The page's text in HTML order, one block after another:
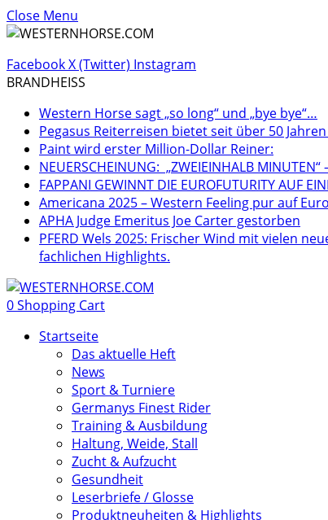
Close Menu
FacebookX (Twitter) Instagram
BRANDHEISS
Western Horse sagt „so long“ und „bye bye“…
Pegasus Reiterreisen bietet seit über 50
Paint wird erster Million-Dollar Reiner:
NEUERSCHEINUNG: „ZWEIEINHALB
FAPPANI GEWINNT DIE EUROFUTURITY AUF
Americana 2025 – Western Feeling pur auf
APHA Judge Emeritus Joe Carter gestorben
PFERD Wels 2025: Frischer Wind mit vielen
fachlichen Highlights.
0Shopping Cart
Startseite
Das aktuelle Heft
News
Sport & Turniere
Germanys Finest Rider
Training & Ausbildung
Haltung, Weide, Stall
Zucht & Aufzucht
Gesundheit
Leserbriefe / Glosse
Produktneuheiten & Highlights